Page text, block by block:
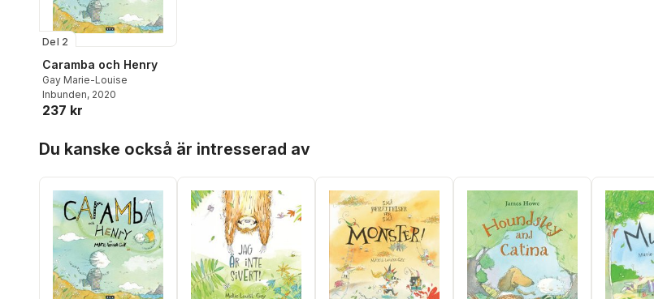
Del 2
Caramba och Henry
Gay Marie-Louise
Inbunden, 2020
237 kr
Du kanske också är intresserad av